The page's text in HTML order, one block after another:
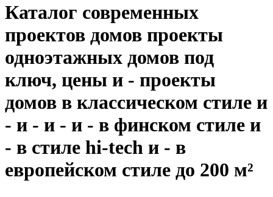
Каталог современных
проектов домов проекты
одноэтажных домов под
ключ, цены и - проекты
домов в классическом стиле и
- и - и - и - в финском стиле и
- в стиле hi-tech и - в
европейском стиле до 200 м²